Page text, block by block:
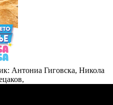
Антониа Гиговска, Никола